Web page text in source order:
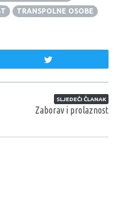
TRANSPOLNE OSOBE
SLJEDEĆI ČLANAK
Zaborav i prolaznost